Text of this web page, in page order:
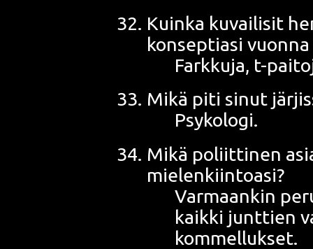
Kuin­ka kuvai­li­sit
kon­sep­tia­si vuon­na
Fark­ku­ja, t-
Mikä piti sinut
Psykologi.
Mikä poliit­ti­nen
mielenkiintoasi?
Var­maan­kin
kaik­ki junt­tien
kommellukset.